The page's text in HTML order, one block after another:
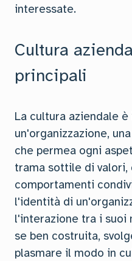
interessate.
Cultura
principali
La cultura aziendale
un'organizzazione,
che permea ogni
trama sottile di valori,
comportamenti
l'identità di
l'interazione tra i suoi
se ben costruita,
plasmare il modo in